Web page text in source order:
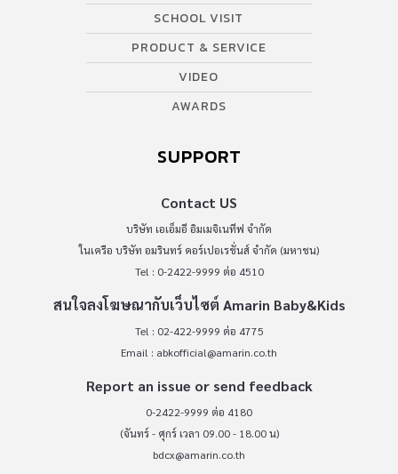
SCHOOL VISIT
PRODUCT & SERVICE
VIDEO
AWARDS
SUPPORT
Contact US
บริษัท เอเอ็มอี อิมเมจิเนทีฟ จำกัด
ในเครือ บริษัท อมรินทร์ คอร์เปอเรชั่นส์ จำกัด (มหาชน)
Tel : 0-2422-9999 ต่อ 4510
สนใจลงโฆษณากับเว็บไซต์ Amarin Baby&Kids
Tel : 02-422-9999 ต่อ 4775
Email : abkofficial@amarin.co.th
Report an issue or send feedback
0-2422-9999 ต่อ 4180
(จันทร์ - ศุกร์ เวลา 09.00 - 18.00 น)
bdcx@amarin.co.th